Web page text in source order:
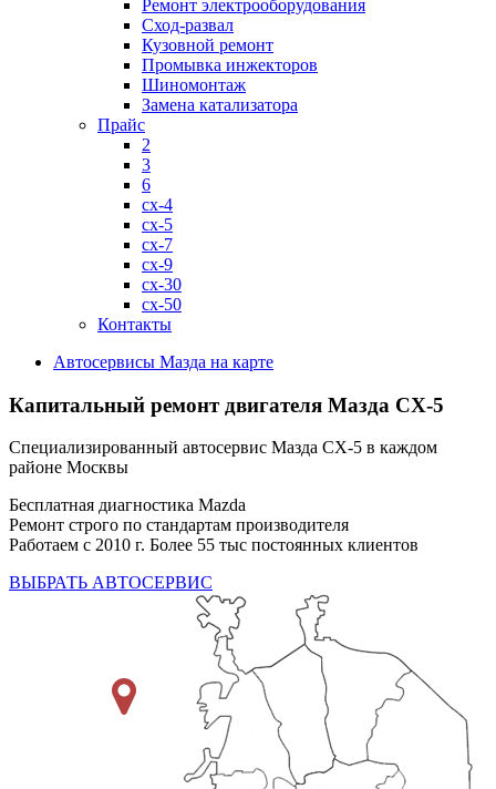
Ремонт электрооборудования
Сход-развал
Кузовной ремонт
Промывка инжекторов
Шиномонтаж
Замена катализатора
Прайс
2
3
6
cx-4
cx-5
cx-7
cx-9
cx-30
cx-50
Контакты
Автосервисы Мазда на карте
Капитальный ремонт двигателя Мазда СХ-5
Специализированный автосервис Мазда СХ-5 в каждом
районе Москвы
Бесплатная диагностика Mazda
Ремонт строго по стандартам производителя
Работаем с 2010 г. Более 55 тыс постоянных клиентов
ВЫБРАТЬ АВТОСЕРВИС